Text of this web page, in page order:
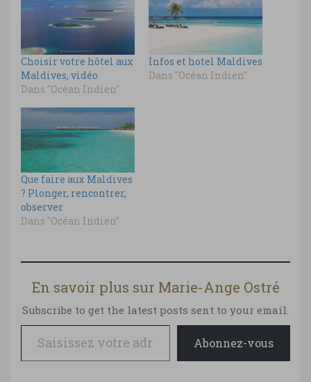
Choisir votre hôtel aux
Maldives, vidéo
Dans "Océan Indien"
Infos et hotel Maldives
Dans "Océan Indien"
Que faire aux Maldives
? Plonger, rencontrer,
observer
Dans "Océan Indien"
En savoir plus sur Marie-Ange Ostré
Subscribe to get the latest posts sent to your email.
Saisissez votre adresse e-mail…
Abonnez-vous